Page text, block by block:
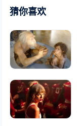
猜你喜欢